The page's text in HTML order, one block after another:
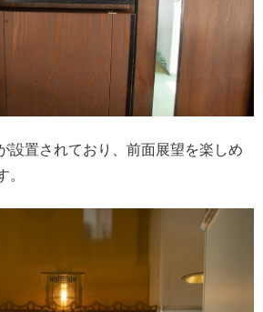
設置されており、前面展望を楽しめ
。